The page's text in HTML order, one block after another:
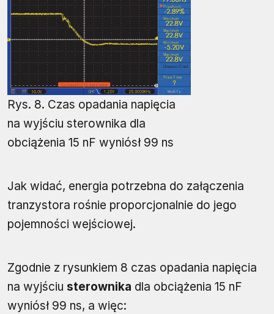
Rys. 8. Czas opadania napięcia
na wyjściu sterownika dla
obciążenia 15 nF wyniósł 99 ns
Jak widać, energia potrzebna do załączenia
tranzystora rośnie proporcjonalnie do jego
pojemności wejściowej.
Zgodnie z rysunkiem 8 czas opadania napięcia
na wyjściu sterownika dla obciążenia 15 nF
wyniósł 99 ns, a więc: